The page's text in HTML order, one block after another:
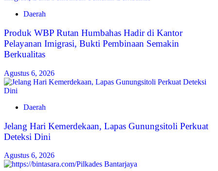
Daerah
Produk WBP Rutan Humbahas Hadir di Kantor
Pelayanan Imigrasi, Bukti Pembinaan Semakin
Berkualitas
Agustus 6, 2026
Daerah
Jelang Hari Kemerdekaan, Lapas Gunungsitoli Perkuat
Deteksi Dini
Agustus 6, 2026